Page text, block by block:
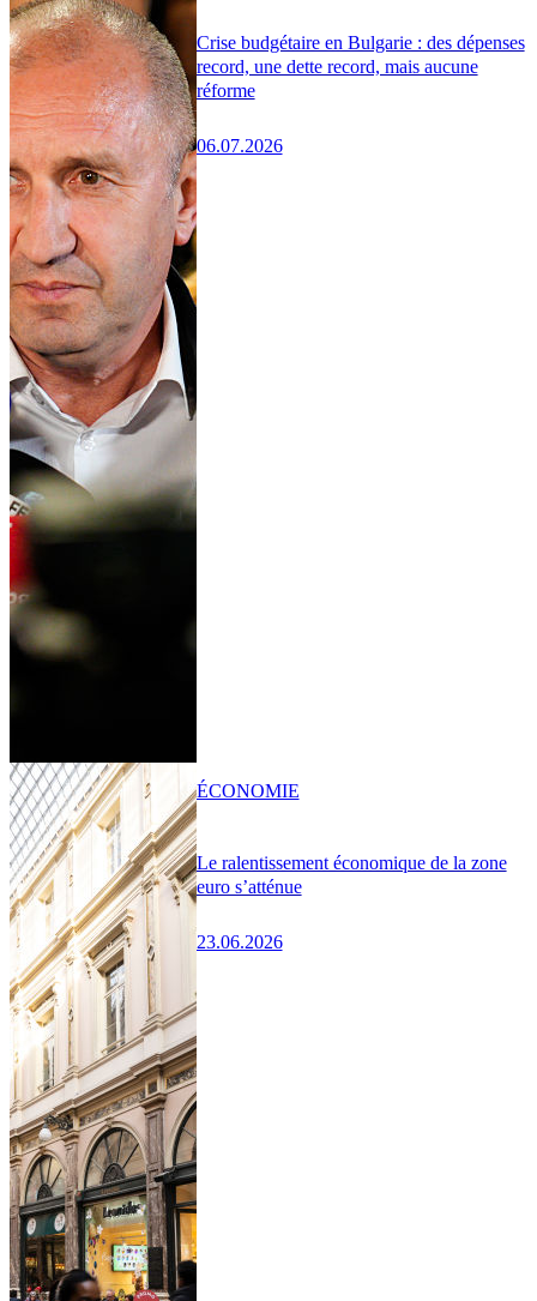
Crise budgétaire en Bulgarie : des dépenses
record, une dette record, mais aucune
réforme
06.07.2026
Le ralentissement économique de la zone
euro s’atténue
23.06.2026
ÉCONOMIE